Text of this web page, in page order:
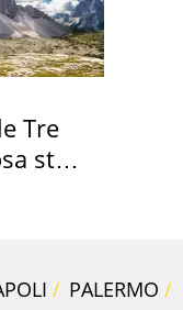
Tre
sta
PALERMO